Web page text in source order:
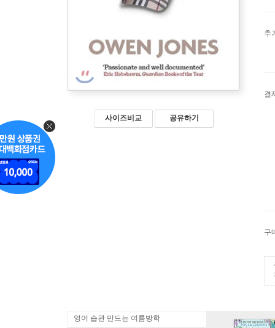
사이즈비교 공유하기
추
결
구
영어 습관 만드는 여름방학